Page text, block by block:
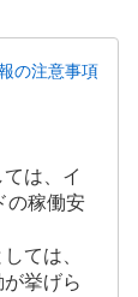
の注意事項
は、イ
の稼働安
ては、
挙げら